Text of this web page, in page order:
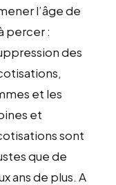
l’âge de
percer :
des
et les
et
sont
que de
ans de plus. A